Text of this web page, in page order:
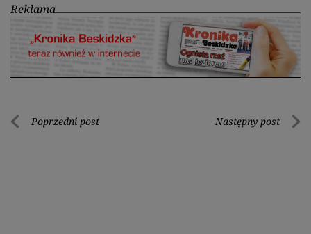
Reklama
Nawigacja
Poprzedni post Następny post